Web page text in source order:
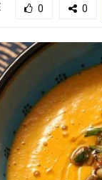
0 0